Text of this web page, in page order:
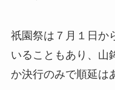
祇園祭は７月１日か
いることもあり、山
か決行のみで順延は